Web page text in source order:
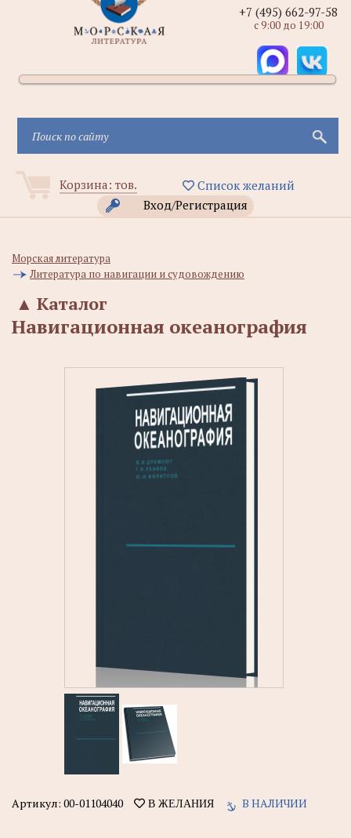
Корзина: тов.
Список желаний
Вход/Регистрация
+7 (495) 662-97-58
с 9:00 до 19:00
Морская литература
Литература по навигации и судовождению
Каталог
▲
Навигационная океанография
Артикул: 00-01104040 В ЖЕЛАНИЯ В НАЛИЧИИ